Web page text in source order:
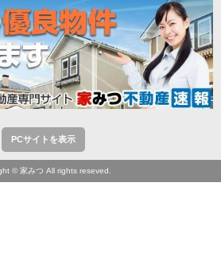
PCサイトを表示
© 家みつ All rights reseved.